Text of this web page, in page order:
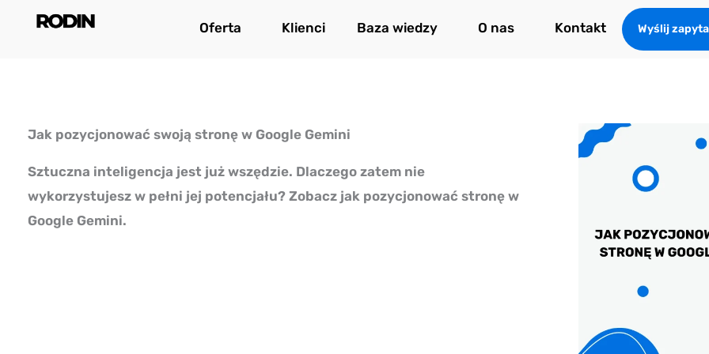
Przejdź
Oferta Klienci Baza wiedzy O nas Kontakt Wyślij
Jak pozycjonować swoją stronę w Google Gemini
Sztuczna inteligencja jest już wszędzie. Dlaczego zatem nie
wykorzystujesz w pełni jej potencjału? Zobacz jak pozycjonować stronę w
Google Gemini.